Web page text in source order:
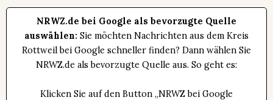
NRWZ.de bei Google als bevorzugte Quelle
auswählen: Sie möchten Nachrichten aus dem Kreis
Rottweil bei Google schneller finden? Dann wählen Sie
NRWZ.de als bevorzugte Quelle aus. So geht es:
Klicken Sie auf den Button „NRWZ bei Google